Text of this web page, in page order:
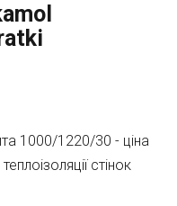
1000/1220/30 - ціна
стінок